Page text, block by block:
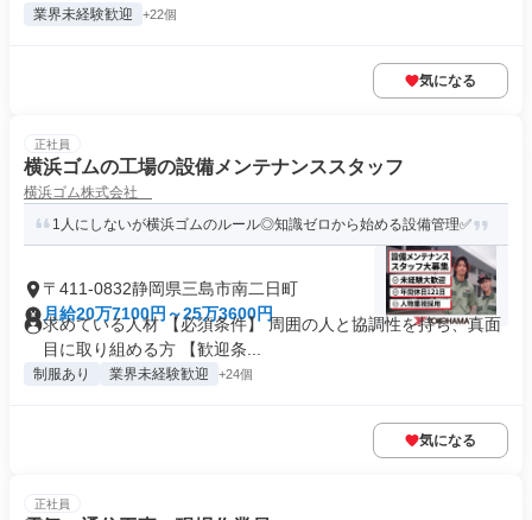
業界未経験歓迎 +22個
気になる
正社員
横浜ゴムの工場の設備メンテナンススタッフ
横浜ゴム株式会社
1人にしないが横浜ゴムのルール◎知識ゼロから始める設備管理✅
〒411-0832静岡県三島市南二日町
月給20万7100円～25万3600円
求めている人材 【必須条件】 周囲の人と協調性を持ち、真面
目に取り組める方 【歓迎条...
制服あり 業界未経験歓迎 +24個
気になる
正社員